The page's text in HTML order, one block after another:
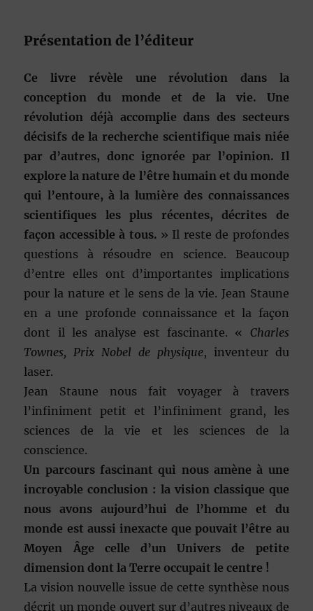
Présentation de l’éditeur
Ce livre révèle une révolution dans la
conception du monde et de la vie. Une
révolution déjà accomplie dans des secteurs
décisifs de la recherche scientifique mais niée
par d’autres, donc ignorée par l’opinion. Il
explore la nature de l’être humain et du monde
qui l’entoure, à la lumière des connaissances
scientifiques les plus récentes, décrites de
façon accessible à tous. » Il reste de profondes
questions à résoudre en science. Beaucoup
d’entre elles ont d’importantes implications
pour la nature et le sens de la vie. Jean Staune
en a une profonde connaissance et la façon
dont il les analyse est fascinante. « Charles
Townes, Prix Nobel de physique, inventeur du
laser.
Jean Staune nous fait voyager à travers
l’infiniment petit et l’infiniment grand, les
sciences de la vie et les sciences de la
conscience.
Un parcours fascinant qui nous amène à une
incroyable conclusion : la vision classique que
nous avons aujourd’hui de l’homme et du
monde est aussi inexacte que pouvait l’être au
Moyen Âge celle d’un Univers de petite
dimension dont la Terre occupait le centre !
La vision nouvelle issue de cette synthèse nous
décrit un monde ouvert sur d’autres niveaux de